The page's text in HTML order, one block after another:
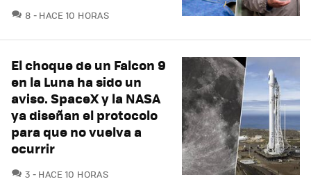
8 COMENTARIOS
HACE 10 HORAS
El choque de un Falcon 9
en la Luna ha sido un
aviso. SpaceX y la NASA
ya diseñan el protocolo
para que no vuelva a
ocurrir
3 COMENTARIOS
HACE 10 HORAS